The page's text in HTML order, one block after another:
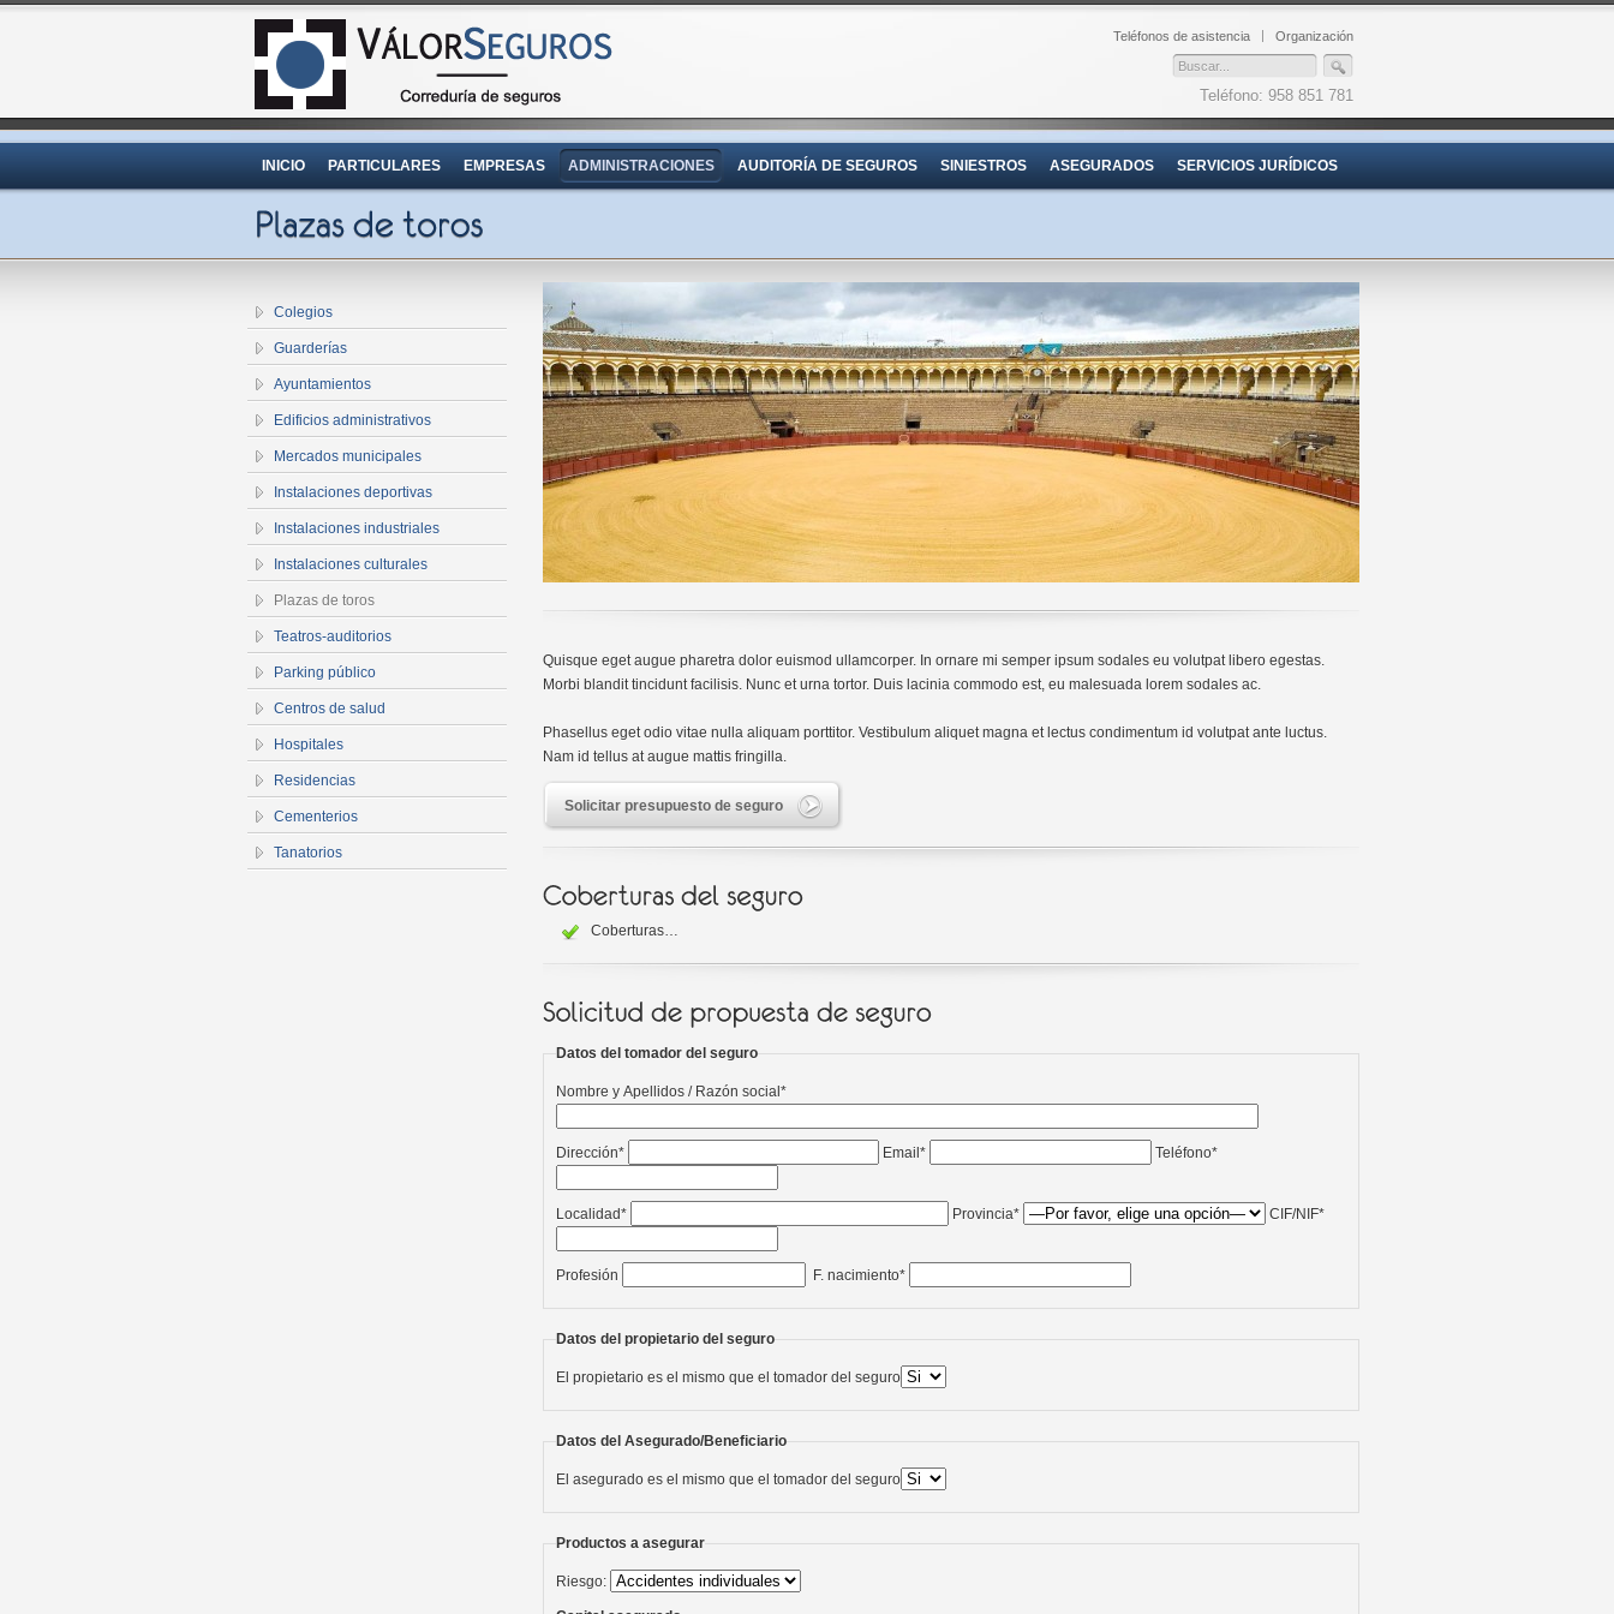
Teléfonos de asistencia Organización
Teléfono: 958 851 781
INICIO PARTICULARES EMPRESAS ADMINISTRACIONES AUDITORÍA DE SEGUROS SINIESTROS ASEGURADOS SERVICIOS JURÍDICOS
Quisque eget augue pharetra dolor euismod ullamcorper. In ornare mi semper ipsum sodales eu volutpat libero egestas.
Morbi blandit tincidunt facilisis. Nunc et urna tortor. Duis lacinia commodo est, eu malesuada lorem sodales ac.
Phasellus eget odio vitae nulla aliquam porttitor. Vestibulum aliquet magna et lectus condimentum id volutpat ante luctus.
Nam id tellus at augue mattis fringilla.
Solicitar presupuesto de seguro
Coberturas…
Datos del tomador del seguro
Nombre y Apellidos / Razón social*
Dirección* Email* Teléfono*
Localidad* Provincia* CIF/NIF*
Profesión F. nacimiento*
Datos del propietario del seguro
El propietario es el mismo que el tomador del seguro
Datos del Asegurado/Beneficiario
El asegurado es el mismo que el tomador del seguro
Productos a asegurar
Riesgo:
Colegios
Guarderías
Ayuntamientos
Edificios administrativos
Mercados municipales
Instalaciones deportivas
Instalaciones industriales
Instalaciones culturales
Plazas de toros
Teatros-auditorios
Parking público
Centros de salud
Hospitales
Residencias
Cementerios
Tanatorios